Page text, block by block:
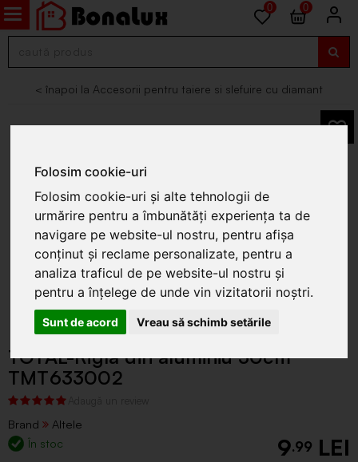
Folosim cookie-uri
Folosim cookie-uri și alte tehnologii de
urmărire pentru a îmbunătăți experiența ta de
navigare pe website-ul nostru, pentru afișa
conținut și reclame personalizate, pentru a
analiza traficul de pe website-ul nostru și
pentru a înțelege de unde vin vizitatorii noștri.
Sunt de acord Vreau să schimb setările
0 0
Accesorii pentru taiere si slefuire cu diamant
TOTAL-Rigla din aluminiu 30cm
TMT633002
Brand
Altele
În stoc
9.99